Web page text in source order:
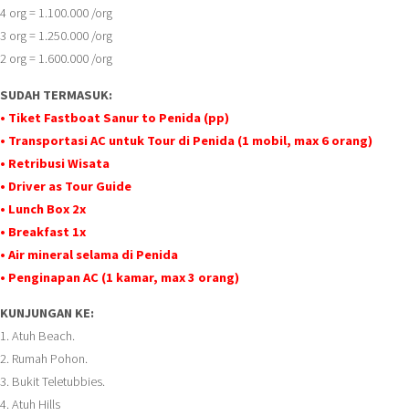
4 org = 1.100.000 /org
3 org = 1.250.000 /org
2 org = 1.600.000 /org
SUDAH TERMASUK:
• Tiket Fastboat Sanur to Penida (pp)
• Transportasi AC untuk Tour di Penida (1 mobil, max 6 orang)
• Retribusi Wisata
• Driver as Tour Guide
• Lunch Box 2x
• Breakfast 1x
• Air mineral selama di Penida
• Penginapan AC (1 kamar, max 3 orang)
KUNJUNGAN KE:
1. Atuh Beach.
2. Rumah Pohon.
3. Bukit Teletubbies.
4. Atuh Hills